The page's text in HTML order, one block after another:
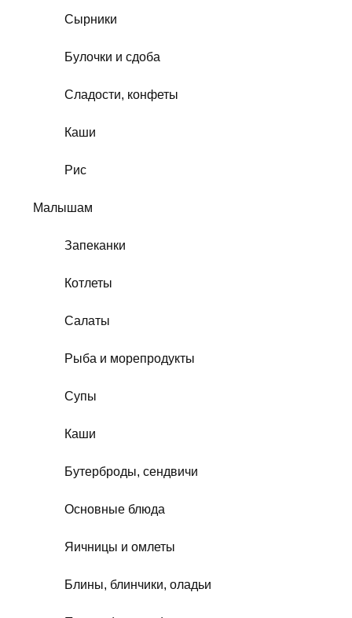
Сырники
Булочки и сдоба
Сладости, конфеты
Каши
Рис
Малышам
Запеканки
Котлеты
Салаты
Рыба и морепродукты
Супы
Каши
Бутерброды, сендвичи
Основные блюда
Яичницы и омлеты
Блины, блинчики, оладьи